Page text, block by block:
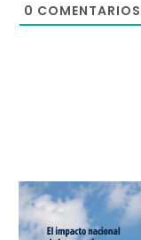
0 COMENTARIOS